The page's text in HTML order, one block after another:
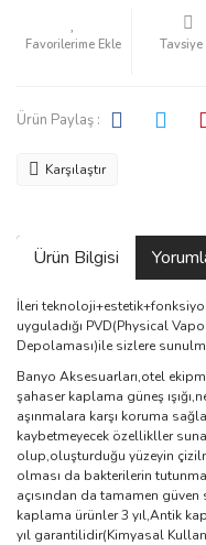
Tavsiye
Ürün Paylaş :
Karşılaştır
Ürün Bilgisi
İleri
uyguladığı PVD(Physical
Depolaması)ile sizlere
Banyo Aksesuarları,otel
şahaser kaplama güneş
aşınmalara karşı koruma
kaybetmeyecek özellikller
olup,oluşturduğu yüzeyin
olması da bakterilerin
açısından da tamamen
kaplama ürünler 3 yıl,Antik
yıl garantilidir(Kimyasal